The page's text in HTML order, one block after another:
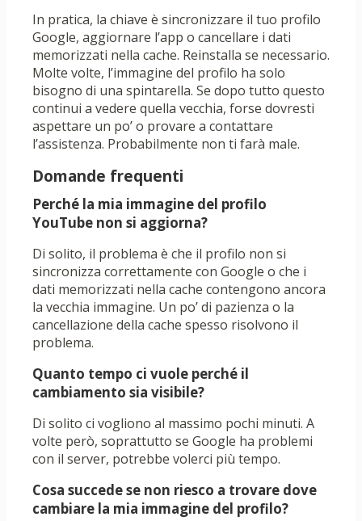
In pratica, la chiave è sincronizzare il tuo profilo
Google, aggiornare l’app o cancellare i dati
memorizzati nella cache. Reinstalla se necessario.
Molte volte, l’immagine del profilo ha solo
bisogno di una spintarella. Se dopo tutto questo
continui a vedere quella vecchia, forse dovresti
aspettare un po’ o provare a contattare
l’assistenza. Probabilmente non ti farà male.
Domande frequenti
Perché la mia immagine del profilo
YouTube non si aggiorna?
Di solito, il problema è che il profilo non si
sincronizza correttamente con Google o che i
dati memorizzati nella cache contengono ancora
la vecchia immagine. Un po’ di pazienza o la
cancellazione della cache spesso risolvono il
problema.
Quanto tempo ci vuole perché il
cambiamento sia visibile?
Di solito ci vogliono al massimo pochi minuti. A
volte però, soprattutto se Google ha problemi
con il server, potrebbe volerci più tempo.
Cosa succede se non riesco a trovare dove
cambiare la mia immagine del profilo?